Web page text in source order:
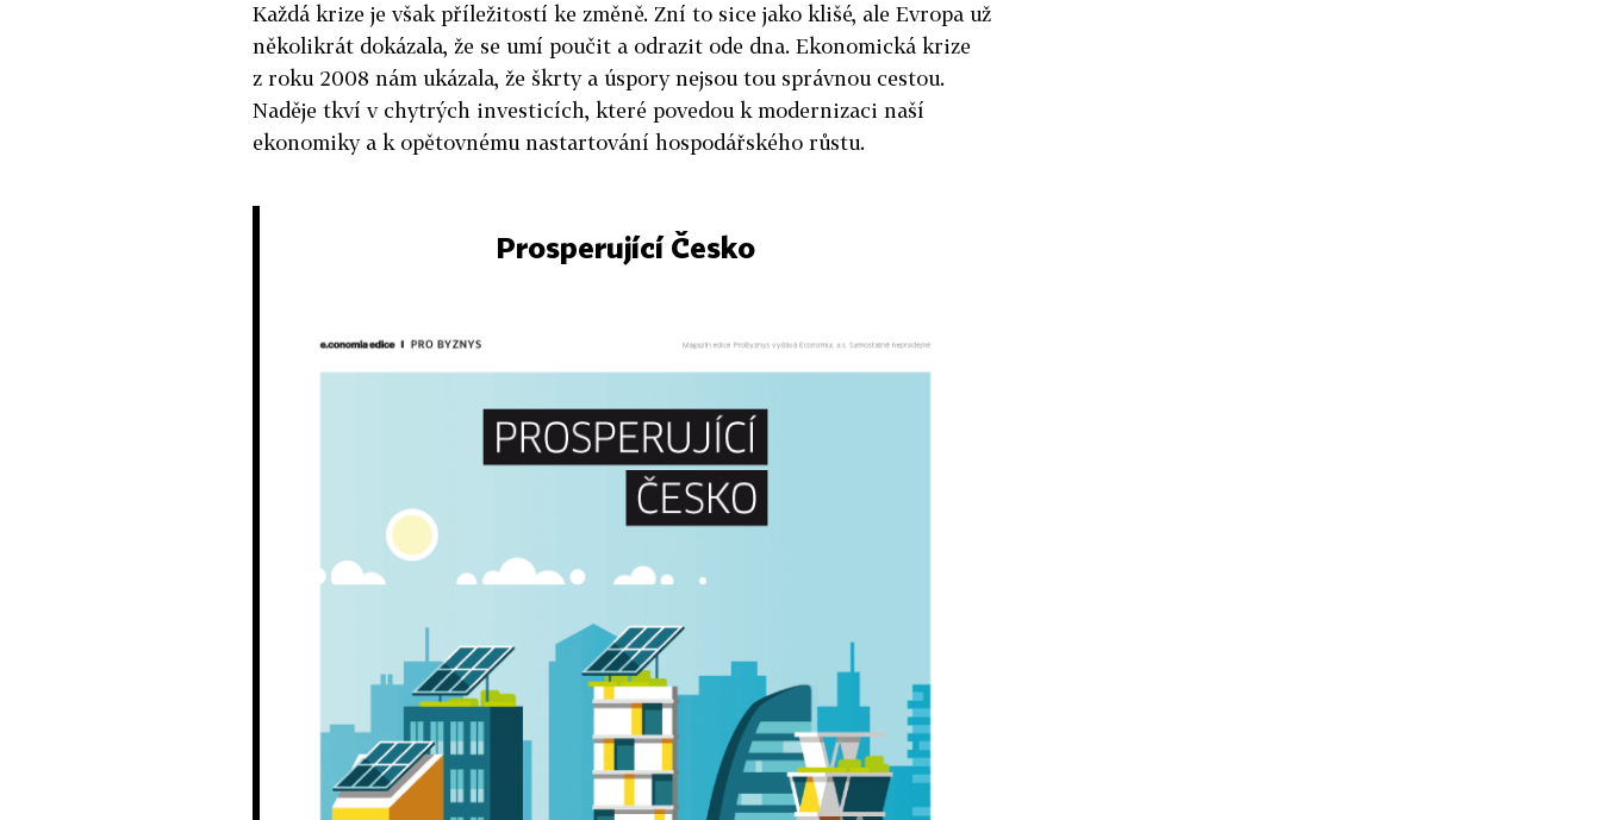
Každá krize je však příležitostí ke změně. Zní to sice jako klišé, ale Evropa už
několikrát dokázala, že se umí poučit a odrazit ode dna. Ekonomická krize
z roku 2008 nám ukázala, že škrty a úspory nejsou tou správnou cestou.
Naděje tkví v chytrých investicích, které povedou k modernizaci naší
ekonomiky a k opětovnému nastartování hospodářského růstu.
Prosperující Česko